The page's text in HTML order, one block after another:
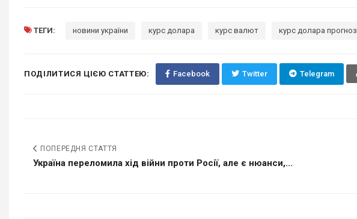
ТЕГИ: новини україни курс долара курс валют курс долара прогноз
ПОДІЛИТИСЯ ЦІЄЮ СТАТТЕЮ: Facebook Twitter Telegram
ПОПЕРЕДНЯ СТАТТЯ
Україна переломила хід війни проти Росії, але є нюанси,...